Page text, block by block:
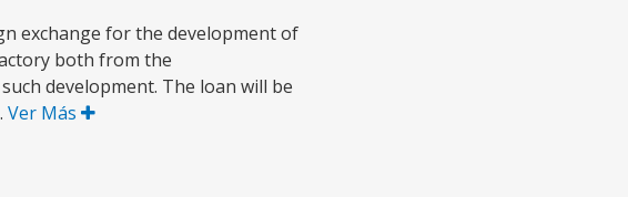
exchange for the development of
both from the
development. The loan will be
Ver Más